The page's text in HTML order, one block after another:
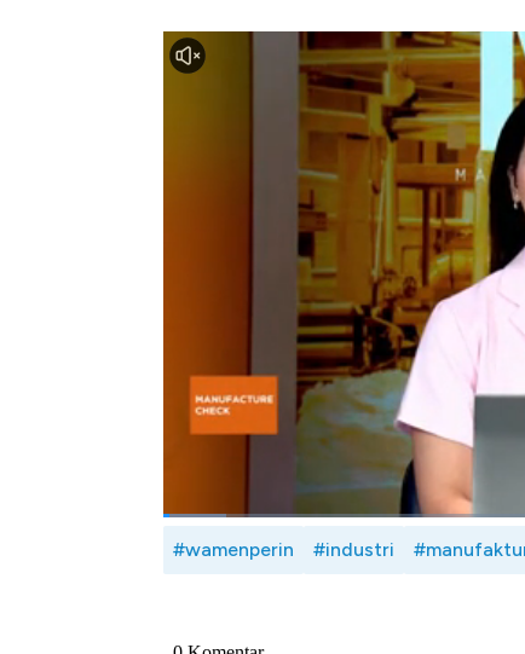
Jakarta, CNBC Indonesia-Pemerintah
manufaktur melalui penyederhanaan
Permenperin 2/2026 Tentang Tata Cara
Pengelolaan Lingkungan Hidup dan
Usaha dan Atau Kegiatan yang Akan
Wakil Menteri Perindustrian RI, Faisol
menarik investasi termasuk sektor
negeri termasuk ke dalam Kawasan
Seperti apa prospek dan strategi
industri hijau? Selengkapnya simak
Riza dalam Manufacture Check, CNBC
#wamenperin #industri